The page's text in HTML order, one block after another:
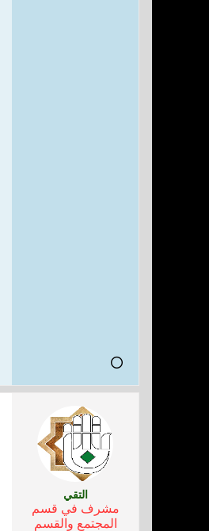
التقي
مشرف في قسم
المجتمع والقسم